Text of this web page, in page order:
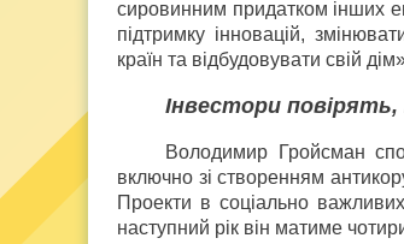
сировинним придатком інших
підтримку інновацій,
країн та відбудовувати свій
Інвестори
Володимир Гройсман
включно зі створенням
Проекти в соціально
наступний рік він матиме